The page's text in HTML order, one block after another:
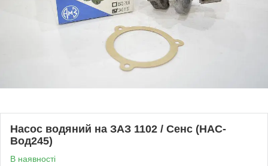
Насос водяний на ЗАЗ 1102 / Сенс (НАС-
Вод245)
В наявності